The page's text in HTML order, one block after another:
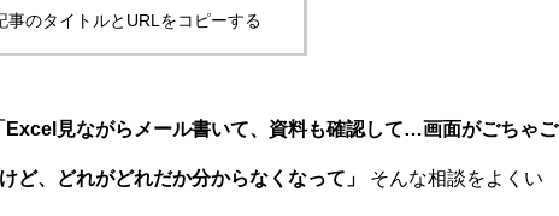
事のタイトルとURLをコピーする
Excel見ながらメール書いて、資料も確認して…画面がごちゃご
ど、どれがどれだか分からなくなって」 そんな相談をよくい